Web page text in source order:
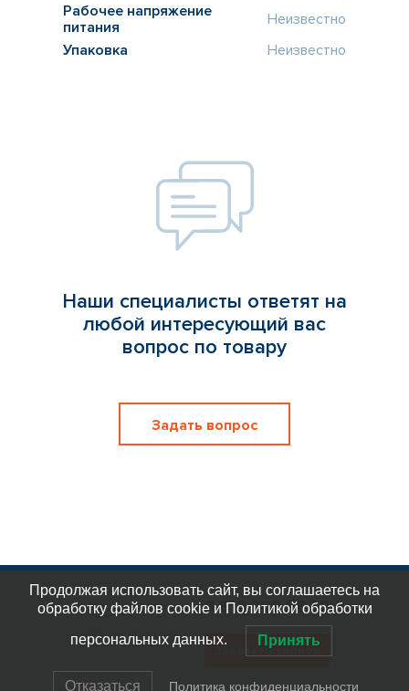
Рабочее напряжение
питания
Неизвестно
Упаковка
Неизвестно
Наши специалисты ответят на
любой интересующий вас
вопрос по товару
Задать вопрос
eplast_30
org@eplast1.ru
8 812 309 58 32
Заказать звонок
Продолжая использовать сайт, вы соглашаетесь на
обработку файлов cookie и Политикой обработки
персональных данных. Принять
Отказаться Политика конфиденциальности